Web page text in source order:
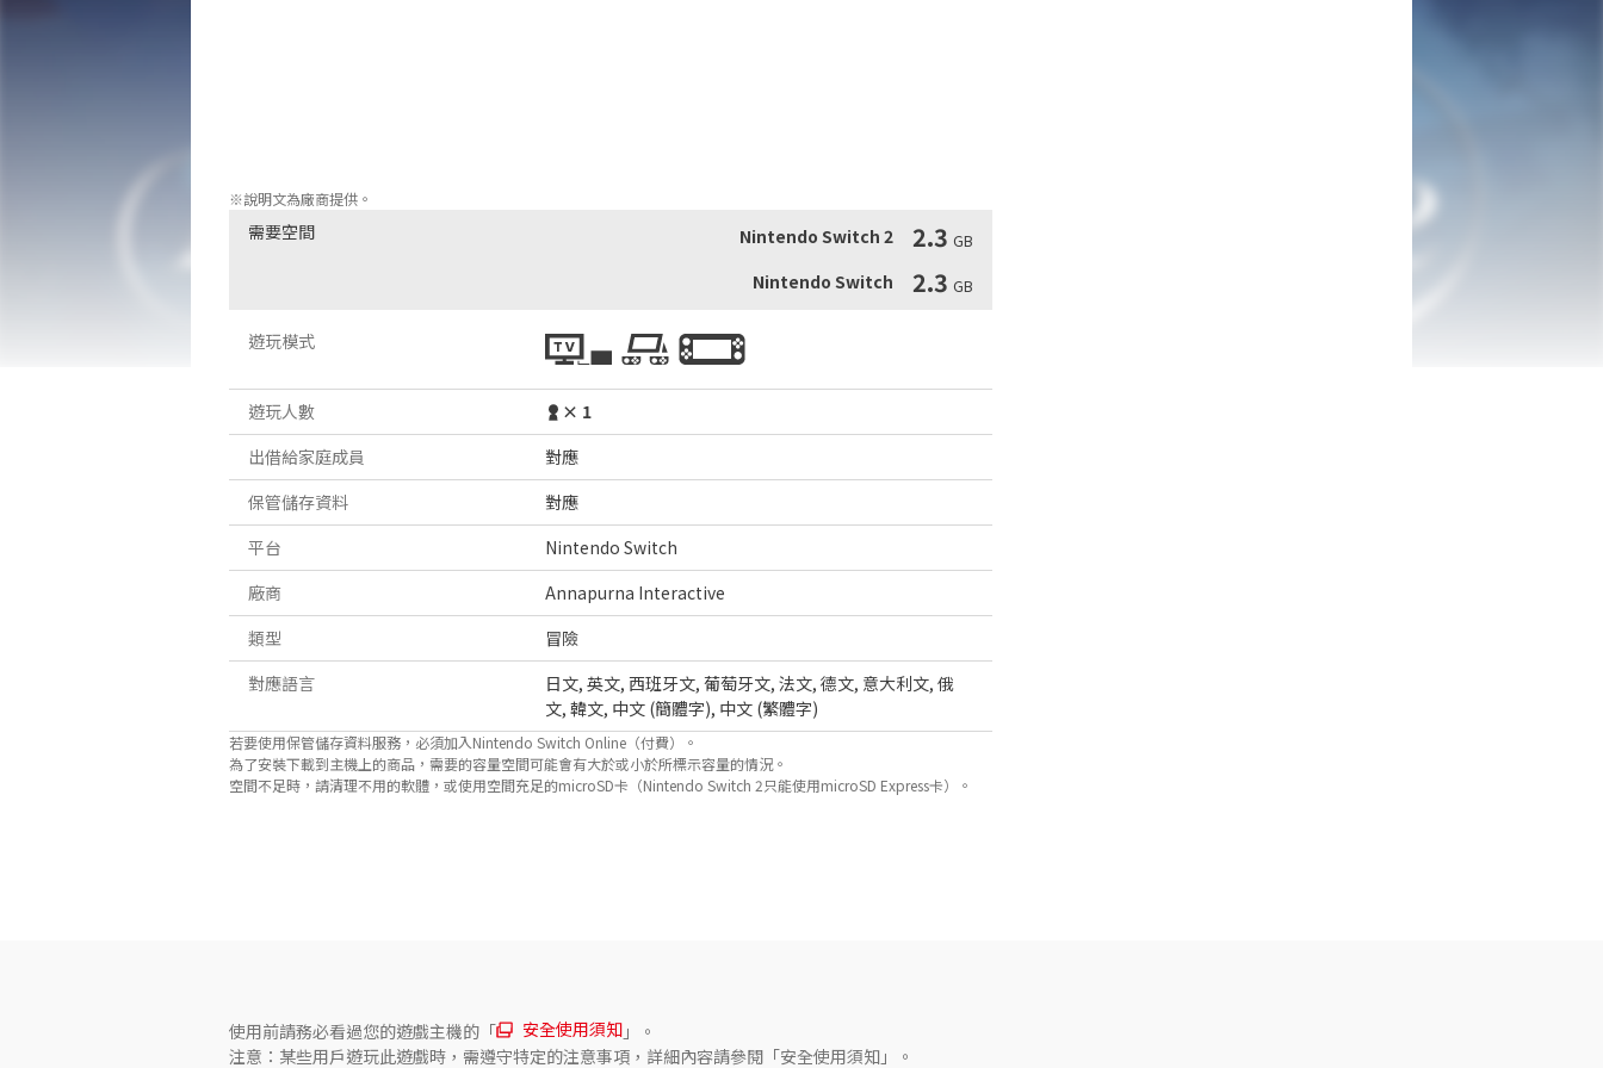
※說明文為廠商提供。
需要空間 Nintendo Switch 2 2.3 GB
Nintendo Switch 2.3 GB
遊玩模式
遊玩人數
× 1
出借給家庭成員
對應
保管儲存資料
對應
平台
Nintendo Switch
廠商
Annapurna Interactive
類型
冒險
對應語言
日文,英文,西班牙文,葡萄牙文,法文,德文, 意大利文,俄
文,韓文, 中文 (簡體字), 中文 (繁體字)
若要使用保管儲存資料服務，必須加入Nintendo Switch Online（付費）。
為了安裝下載到主機上的商品，需要的容量空間可能會有大於或小於所標示容量的情況。
空間不足時，請清理不用的軟體，或使用空間充足的microSD卡（Nintendo Switch 2只能使用microSD Express卡）。
使用前請務必看過您的遊戲主機的「 安全使用須知 」。
注意：某些用戶遊玩此遊戲時，需遵守特定的注意事項，詳細內容請參閱「安全使用須知」。